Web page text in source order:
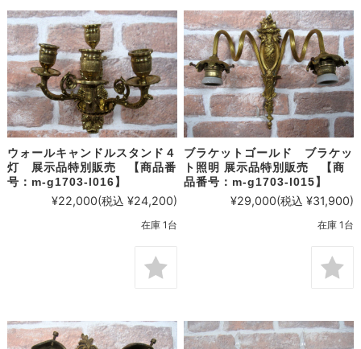
ウォールキャンドルスタンド４
灯 展示品特別販売 【商品番
号：m-g1703-l016】
¥22,000(税込 ¥24,200)
在庫 1台
ブラケットゴールド ブラケッ
ト照明 展示品特別販売 【商
品番号：m-g1703-l015】
¥29,000(税込 ¥31,900)
在庫 1台